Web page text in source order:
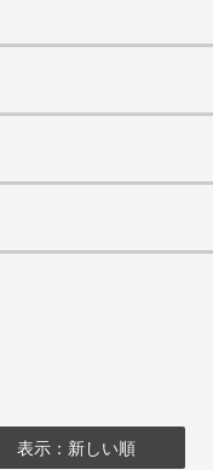
表示：新しい順